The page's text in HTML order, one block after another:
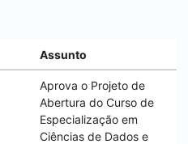
Assunto
Aprova o Projeto de
Abertura do Curso de
Especialização em
Ciências de Dados e